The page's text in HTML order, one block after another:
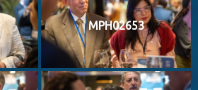
MPH02653